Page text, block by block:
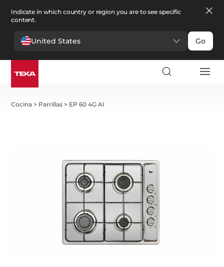
Indicate in which country or region you are to see specific
content.
United States Go
Cocina > Parrillas > EP 60 4G AI